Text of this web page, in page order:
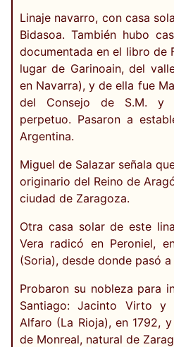
Linaje navarro, con casa
Bidasoa. También hubo
documentada en el libro de
lugar de Garinoain, del
en Navarra), y de ella fue
del Consejo de S.M. y
perpetuo. Pasaron a
Argentina.
Miguel de Salazar señala
originario del Reino de
ciudad de Zaragoza.
Otra casa solar de este
Vera radicó en Peroniel,
(Soria), desde donde pasó
Probaron su nobleza para
Santiago: Jacinto Virto y
Alfaro (La Rioja), en 1792,
de Monreal, natural de